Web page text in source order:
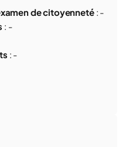
de citoyenneté: -
: -
: -